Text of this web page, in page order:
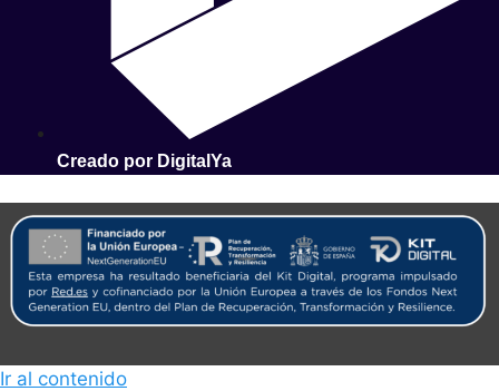
Creado por DigitalYa
Ir al contenido